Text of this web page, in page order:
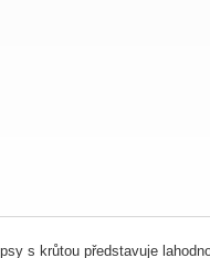
s krůtou představuje